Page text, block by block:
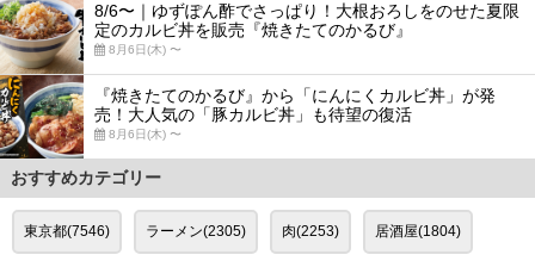
8/6〜｜ゆずぽん酢でさっぱり！大根おろしをのせた夏限
定のカルビ丼を販売『焼きたてのかるび』
8月6日(木) 〜
『焼きたてのかるび』から「にんにくカルビ丼」が発
売！大人気の「豚カルビ丼」も待望の復活
8月6日(木) 〜
おすすめカテゴリー
東京都(7546) ラーメン(2305) 肉(2253) 居酒屋(1804)